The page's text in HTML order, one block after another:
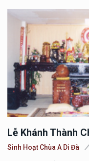
Lễ Khánh Thành
Sinh Hoạt Chùa A Di Đà